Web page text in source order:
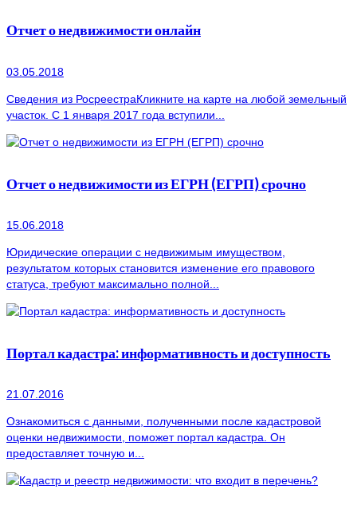
Отчет о недвижимости онлайн
03.05.2018
Сведения из РосреестраКликните на карте на любой земельный
участок. С 1 января 2017 года вступили...
Отчет о недвижимости из ЕГРН (ЕГРП) срочно
15.06.2018
Юридические операции с недвижимым имуществом,
результатом которых становится изменение его правового
статуса, требуют максимально полной...
Портал кадастра: информативность и доступность
21.07.2016
Ознакомиться с данными, полученными после кадастровой
оценки недвижимости, поможет портал кадастра. Он
предоставляет точную и...